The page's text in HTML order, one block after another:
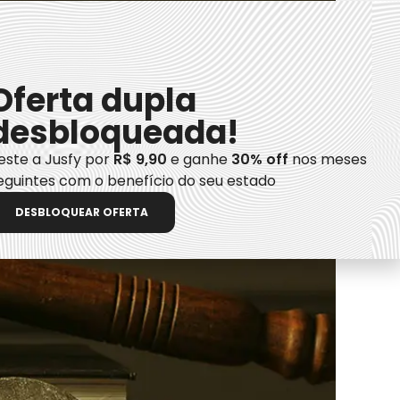
dupla
a Jusfy porR$ 9,90e ganhe30% offnos meses
com o benefício do seu estado
DESBLOQUEAR OFERTA